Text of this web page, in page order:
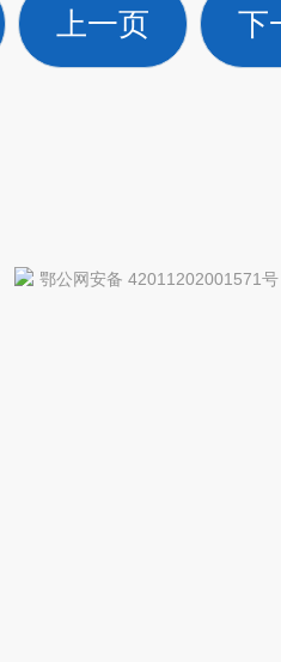
上一页 下
鄂公网安备 42011202001571号